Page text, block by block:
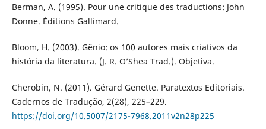
Berman, A. (1995). Pour une critique des traductions: John
Donne. Éditions Gallimard.
Bloom, H. (2003). Gênio: os 100 autores mais criativos da
história da literatura. (J. R. O’Shea Trad.). Objetiva.
Cherobin, N. (2011). Gérard Genette. Paratextos Editoriais.
Cadernos de Tradução, 2(28), 225–229.
https://doi.org/10.5007/2175-7968.2011v2n28p225